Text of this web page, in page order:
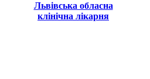
Львівська обласна
клінічна лікарня